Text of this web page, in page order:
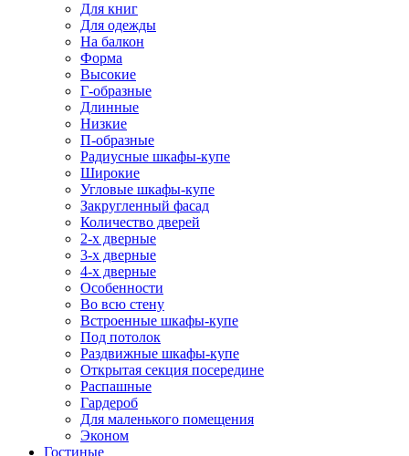
Для книг
Для одежды
На балкон
Форма
Высокие
Г-образные
Длинные
Низкие
П-образные
Радиусные шкафы-купе
Широкие
Угловые шкафы-купе
Закругленный фасад
Количество дверей
2-х дверные
3-х дверные
4-х дверные
Особенности
Во всю стену
Встроенные шкафы-купе
Под потолок
Раздвижные шкафы-купе
Открытая секция посередине
Распашные
Гардероб
Для маленького помещения
Эконом
Гостиные